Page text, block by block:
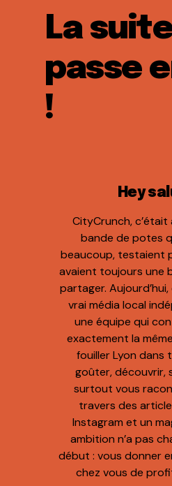
La
passe
!
Hey
CityCrunch, c’était
bande de potes
beaucoup, testaient
avaient toujours une
partager.
vrai média local
une équipe qui
exactement la
fouiller Lyon dans
goûter, découvrir,
surtout vous
travers des
Instagram et un
ambition n’a pas
début : vous donner
chez vous de